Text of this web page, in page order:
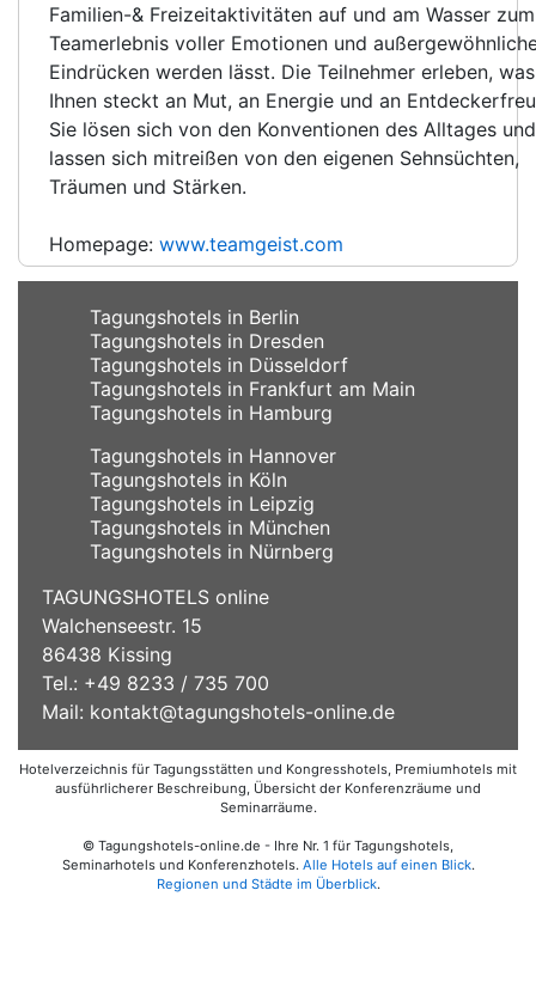
Familien-& Freizeitaktivitäten auf und am Wasser zum
Teamerlebnis voller Emotionen und
Eindrücken werden lässt. Die Teilnehmer erleben,
Ihnen steckt an Mut, an Energie und an
Sie lösen sich von den Konventionen des Alltages und
lassen sich mitreißen von den eigenen Sehnsüchten,
Träumen und Stärken.
Homepage: www.teamgeist.com
Tagungshotels in Berlin
Tagungshotels in Dresden
Tagungshotels in Düsseldorf
Tagungshotels in Frankfurt am Main
Tagungshotels in Hamburg
Tagungshotels in Hannover
Tagungshotels in Köln
Tagungshotels in Leipzig
Tagungshotels in München
Tagungshotels in Nürnberg
TAGUNGSHOTELS online
Walchenseestr. 15
86438 Kissing
Tel.: +49 8233 / 735 700
Mail: kontakt@tagungshotels-online.de
Hotelverzeichnis für Tagungsstätten und Kongresshotels, Premiumhotels mit
ausführlicherer Beschreibung, Übersicht der Konferenzräume und
Seminarräume.
© Tagungshotels-online.de - Ihre Nr. 1 für Tagungshotels,
Seminarhotels und Konferenzhotels. Alle Hotels auf einen Blick.
Regionen und Städte im Überblick.